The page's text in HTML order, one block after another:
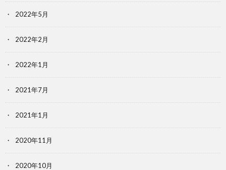
2022年5月
2022年2月
2022年1月
2021年7月
2021年1月
2020年11月
2020年10月